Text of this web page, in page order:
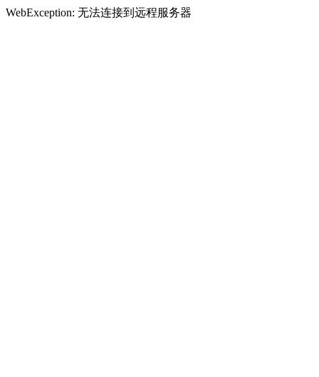
WebException: 无法连接到远程服务器